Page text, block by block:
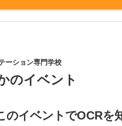
ーション専門学校
のイベント
のイベントでOCRを